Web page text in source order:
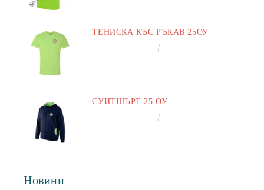
ТЕНИСКА КЪС РЪКАВ 25ОУ
СУИТШЪРТ 25 ОУ
Новини